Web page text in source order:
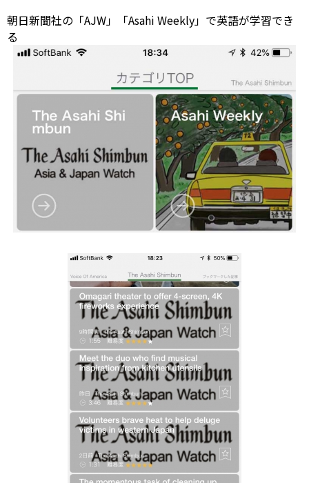
朝日新聞社の「AJW」「Asahi Weekly」で英語が学習でき
る